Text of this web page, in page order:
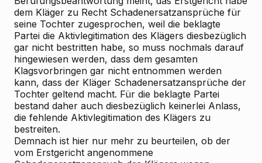
dem Kläger zu Recht Schadenersatzansprüche für
seine Tochter zugesprochen, weil die beklagte
Partei die Aktivlegitimation des Klägers diesbezüglich
gar nicht bestritten habe, so muss nochmals darauf
hingewiesen werden, dass dem gesamten
Klagsvorbringen gar nicht entnommen werden
kann, dass der Kläger Schadenersatzansprüche der
Tochter geltend macht. Für die beklagte Partei
bestand daher auch diesbezüglich keinerlei Anlass,
die fehlende Aktivlegitimation des Klägers zu
bestreiten.
Demnach ist hier nur mehr zu beurteilen, ob der
vom Erstgericht angenommene